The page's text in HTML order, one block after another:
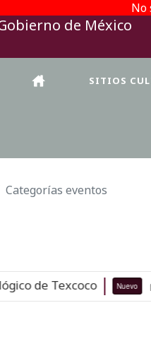
No
SITIOS
Categorías eventos
de Texcoco Nuevo